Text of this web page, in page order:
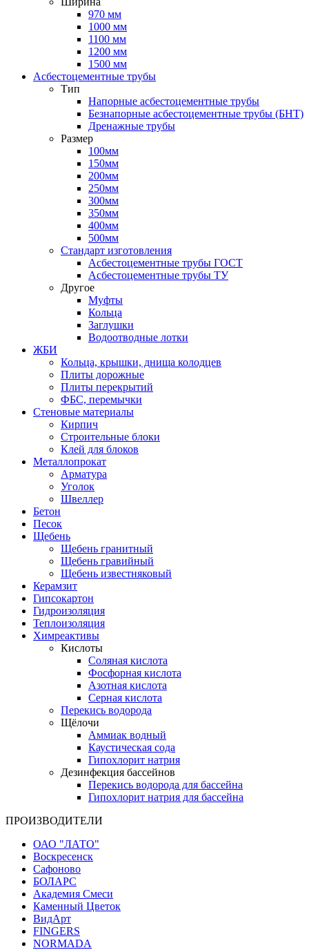
970 мм
1000 мм
1100 мм
1200 мм
1500 мм
Асбестоцементные трубы
Тип
Напорные асбестоцементные трубы
Безнапорные асбестоцементные трубы (БНТ)
Дренажные трубы
Размер
100мм
150мм
200мм
250мм
300мм
350мм
400мм
500мм
Стандарт изготовления
Асбестоцементные трубы ГОСТ
Асбестоцементные трубы ТУ
Другое
Муфты
Кольца
Заглушки
Водоотводные лотки
ЖБИ
Кольца, крышки, днища колодцев
Плиты дорожные
Плиты перекрытий
ФБС, перемычки
Стеновые материалы
Кирпич
Строительные блоки
Клей для блоков
Металлопрокат
Арматура
Уголок
Швеллер
Бетон
Песок
Щебень
Щебень гранитный
Щебень гравийный
Щебень известняковый
Керамзит
Гипсокартон
Гидроизоляция
Теплоизоляция
Химреактивы
Кислоты
Соляная кислота
Фосфорная кислота
Азотная кислота
Серная кислота
Перекись водорода
Щёлочи
Аммиак водный
Каустическая сода
Гипохлорит натрия
Дезинфекция бассейнов
Перекись водорода для бассейна
Гипохлорит натрия для бассейна
ПРОИЗВОДИТЕЛИ
ОАО "ЛАТО"
Воскресенск
Сафоново
БОЛАРС
Академия Смеси
Каменный Цветок
ВидАрт
FINGERS
NORMADA